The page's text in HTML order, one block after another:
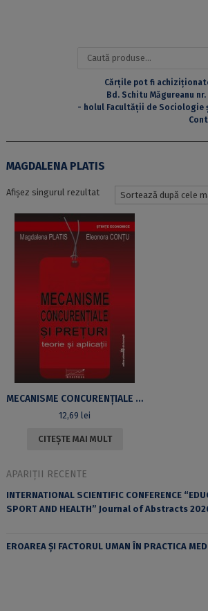
Caută
Cărțile pot fi
Bd. Schitu Măgureanu
- holul Facultății de Sociologie
MAGDALENA PLATIS
Afișez singurul rezultat
MECANISME CONCURENŢIALE ŞI PREŢURI. TEORIE ŞI APLICAŢII
12,69lei
CITEȘTE MAI MULT
APARIȚII RECENTE
INTERNATIONAL SCIENTIFIC CONFERENCE
SPORT AND HEALTH” Journal of Abstracts
EROAREA ȘI FACTORUL UMAN ÎN PRACTICA